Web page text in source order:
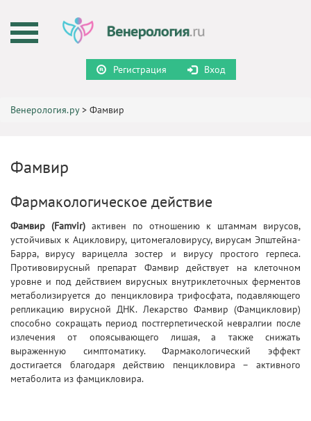
Регистрация Вход
Венерология.ру> Фамвир
Фамвир
Фармакологическое действие
Фамвир (Famvir) активен по отношению к штаммам вирусов,
устойчивых к Ацикловиру, цитомегаловирусу, вирусам Эпштейна-
Барра, вирусу варицелла зостер и вирусу простого герпеса.
Противовирусный препарат Фамвир действует на клеточном
уровне и под действием вирусных внутриклеточных ферментов
метаболизируется до пенцикловира трифосфата, подавляющего
репликацию вирусной ДНК. Лекарство Фамвир (Фамцикловир)
способно сокращать период постгерпетической невралгии после
излечения от опоясывающего лишая, а также снижать
выраженную симптоматику. Фармакологический эффект
достигается благодаря действию пенцикловира – активного
метаболита из фамцикловира.